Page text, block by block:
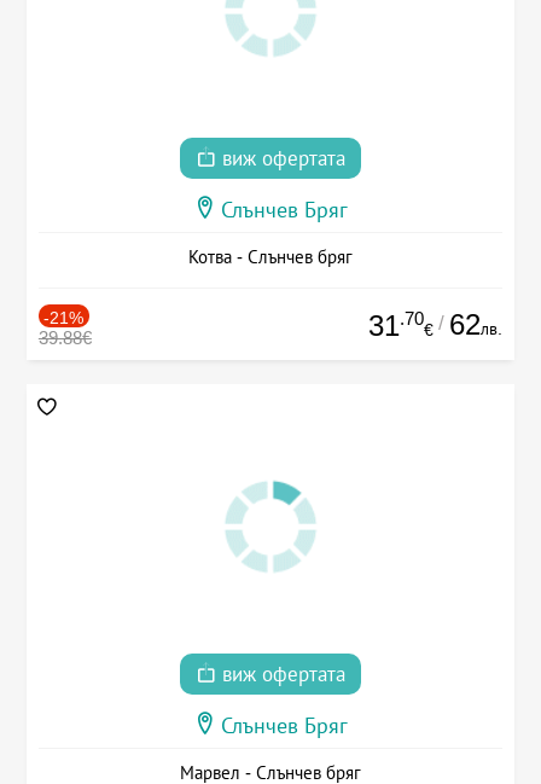
виж офертата
Слънчев Бряг
Котва - Слънчев бряг
-21%
39.88€ 31.70
€ / 62лв.
виж офертата
Слънчев Бряг
Марвел - Слънчев бряг